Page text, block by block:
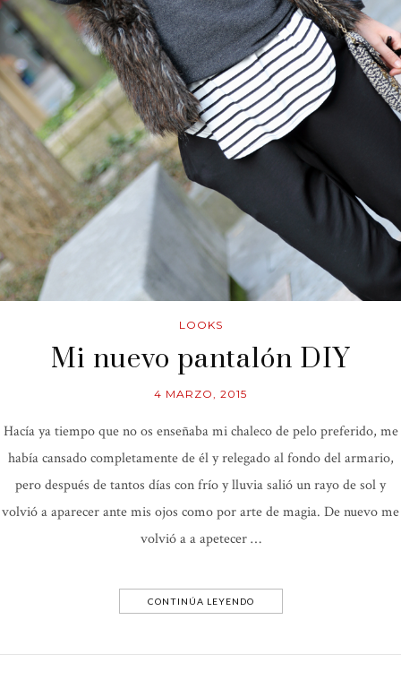
LOOKS
Mi nuevo pantalón DIY
4 MARZO, 2015
Hacía ya tiempo que no os enseñaba mi chaleco de pelo preferido, me
había cansado completamente de él y relegado al fondo del armario,
pero después de tantos días con frío y lluvia salió un rayo de sol y
volvió a aparecer ante mis ojos como por arte de magia. De nuevo me
volvió a a apetecer …
CONTINÚA LEYENDO